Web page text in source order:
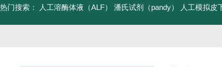
热门搜索： 人工溶酶体液（ALF） 潘氏试剂（pandy） 人工模拟皮